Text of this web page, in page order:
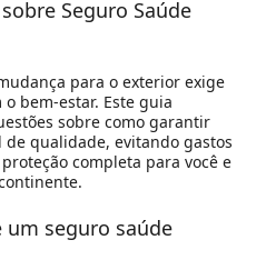
Seguro Saúde
para o exterior exige
bem-estar. Este guia
sobre como garantir
qualidade, evitando gastos
completa para você e
um seguro saúde